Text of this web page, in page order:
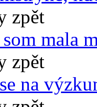
zpět
mala
zpět
na